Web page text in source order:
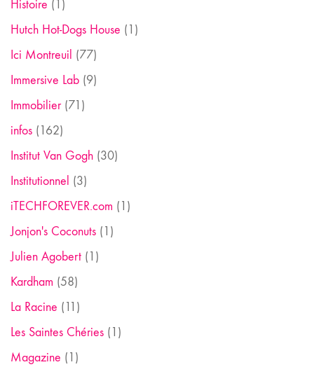
Histoire (1)
Hutch Hot-Dogs House (1)
Ici Montreuil (77)
Immersive Lab (9)
Immobilier(71)
infos (162)
Institut Van Gogh (30)
Institutionnel (3)
iTECHFOREVER.com (1)
Jonjon's Coconuts (1)
Julien Agobert (1)
Kardham (58)
La Racine (11)
Les Saintes Chéries (1)
Magazine (1)